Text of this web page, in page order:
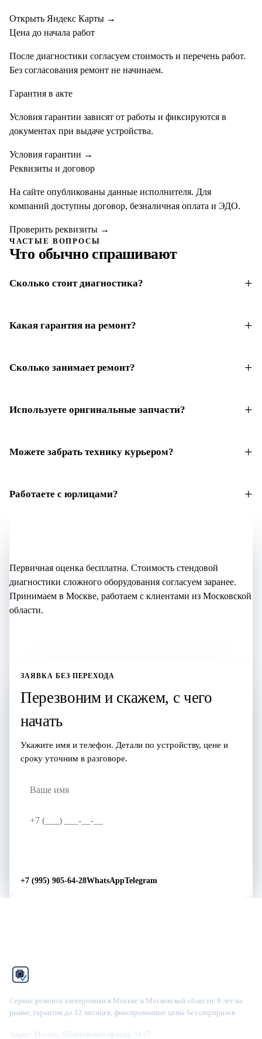
Открыть Яндекс Карты →
Цена до начала работ
После диагностики согласуем стоимость и перечень работ.
Без согласования ремонт не начинаем.
Гарантия в акте
Условия гарантии зависят от работы и фиксируются в
документах при выдаче устройства.
Условия гарантии →
Реквизиты и договор
На сайте опубликованы данные исполнителя. Для
компаний доступны договор, безналичная оплата и ЭДО.
Проверить реквизиты →
ЧАСТЫЕ ВОПРОСЫ
Что обычно спрашивают
Сколько стоит диагностика?
Какая гарантия на ремонт?
Сколько занимает ремонт?
Используете оригинальные запчасти?
Можете забрать технику курьером?
Работаете с юрлицами?
Первичная оценка бесплатна. Стоимость стендовой
диагностики сложного оборудования согласуем заранее.
Принимаем в Москве, работаем с клиентами из Московской
области.
ЗАЯВКА БЕЗ ПЕРЕХОДА
Перезвоним и скажем, с чего
начать
Укажите имя и телефон. Детали по устройству, цене и
сроку уточним в разговоре.
+7 (995) 905-64-28WhatsAppTelegram
Сервис ремонта электроники в Москве и Московской области. 9 лет на
рынке, гарантия до 12 месяцев, фиксированные цены без сюрпризов.
Адрес: Москва, Шмитовский проезд, 34 с7